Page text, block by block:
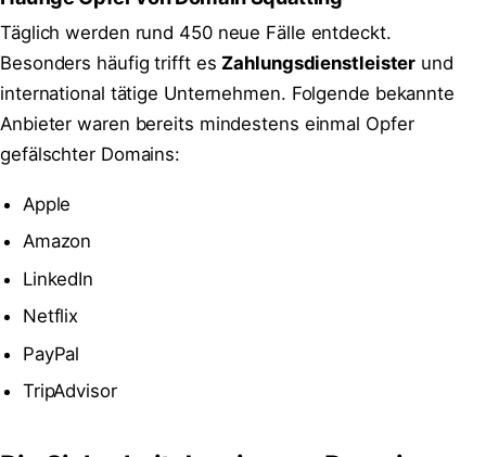
Täglich werden rund 450 neue Fälle entdeckt.
Besonders häufig trifft es Zahlungsdienstleister und
international tätige Unternehmen. Folgende bekannte
Anbieter waren bereits mindestens einmal Opfer
gefälschter Domains:
Apple
Amazon
LinkedIn
Netflix
PayPal
TripAdvisor